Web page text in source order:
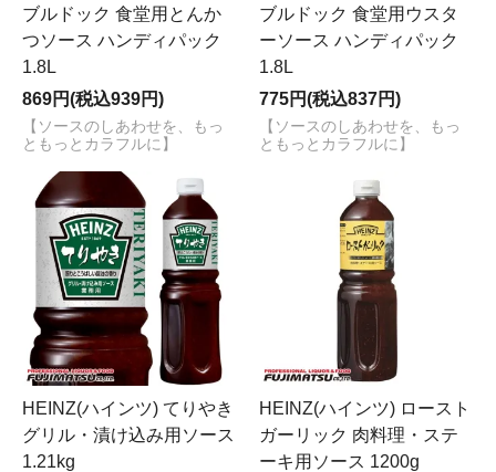
ブルドック 食堂用とんか
つソース ハンディパック
1.8L
869円(税込939円)
【ソースのしあわせを、もっ
ともっとカラフルに】
ブルドック 食堂用ウスタ
ーソース ハンディパック
1.8L
775円(税込837円)
【ソースのしあわせを、もっ
ともっとカラフルに】
HEINZ(ハインツ) てりやき
グリル・漬け込み用ソース
1.21kg
HEINZ(ハインツ) ロースト
ガーリック 肉料理・ステ
ーキ用ソース 1200g